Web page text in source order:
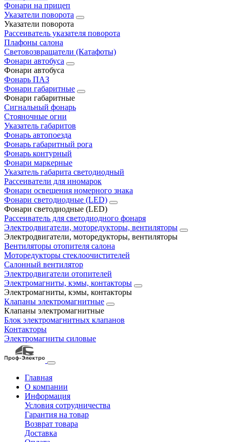
Фонари на прицеп
Указатели поворота
Указатели поворота
Рассеиватель указателя поворота
Плафоны салона
Световозвращатели (Катафоты)
Фонари автобуса
Фонари автобуса
Фонарь ПАЗ
Фонари габаритные
Фонари габаритные
Сигнальный фонарь
Стояночные огни
Указатель габаритов
Фонарь автопоезда
Фонарь габаритный рога
Фонарь контурный
Фонари маркерные
Указатель габарита светодиодный
Рассеиватели для иномарок
Фонари освещения номерного знака
Фонари светодиодные (LED)
Фонари светодиодные (LED)
Рассеиватель для светодиодного фонаря
Электродвигатели, моторедукторы, вентиляторы
Электродвигатели, моторедукторы, вентиляторы
Вентиляторы отопителя салона
Моторедукторы стеклоочистителей
Салонный вентилятор
Электродвигатели отопителей
Электромагниты, кэмы, контакторы
Электромагниты, кэмы, контакторы
Клапаны электромагнитные
Клапаны электромагнитные
Блок электромагнитных клапанов
Контакторы
Электромагниты силовые
Главная
О компании
Информация
Условия сотрудничества
Гарантия на товар
Возврат товара
Доставка